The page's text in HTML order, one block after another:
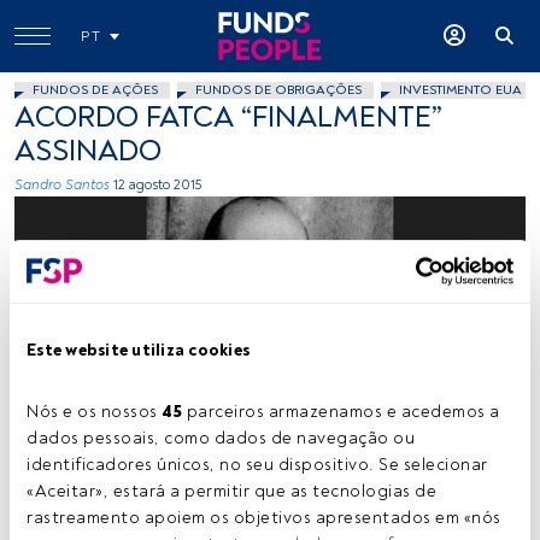
Este website utiliza cookies
Nós e os nossos 45 parceiros armazenamos e acedemos a
dados pessoais, como dados de navegação ou
identificadores únicos, no seu dispositivo. Se selecionar
«Aceitar», estará a permitir que as tecnologias de
rastreamento apoiem os objetivos apresentados em «nós
PT
FUNDOS DE AÇÕES FUNDOS DE OBRIGAÇÕES INVESTIMENTO EUA
ACORDO FATCA “FINALMENTE”
ASSINADO
Sandro Santos 12 agosto 2015
Tempo de leitura:3 min.